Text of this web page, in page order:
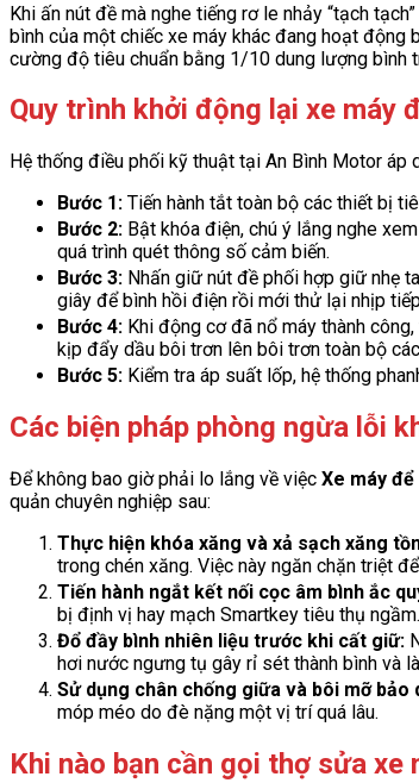
Khi ấn nút đề mà nghe tiếng rơ le nhảy “tạch
bình của một chiếc xe máy khác đang hoạt động
cường độ tiêu chuẩn bằng 1/10 dung lượng bình
Quy trình khởi động lại xe máy
Hệ thống điều phối kỹ thuật tại An Bình Motor
Bước 1: Tiến hành tắt toàn bộ các thiết bị
Bước 2: Bật khóa điện, chú ý lắng nghe
quá trình quét thông số cảm biến.
Bước 3: Nhấn giữ nút đề phối hợp giữ nhẹ
giây để bình hồi điện rồi mới thử lại nhịp
Bước 4: Khi động cơ đã nổ máy thành
kịp đẩy dầu bôi trơn lên bôi trơn toàn bộ
Bước 5: Kiểm tra áp suất lốp, hệ thống
Các biện pháp phòng ngừa lỗi
Để không bao giờ phải lo lắng về việc Xe máy
quản chuyên nghiệp sau:
Thực hiện khóa xăng và xả sạch xăng
trong chén xăng. Việc này ngăn chặn triệt
Tiến hành ngắt kết nối cọc âm bình ắc
bị định vị hay mạch Smartkey tiêu thụ ngầm.
Đổ đầy bình nhiên liệu trước khi cất giữ:
hơi nước ngưng tụ gây rỉ sét thành bình và
Sử dụng chân chống giữa và bôi mỡ bảo
móp méo do đè nặng một vị trí quá lâu.
Khi nào bạn cần gọi thợ sửa